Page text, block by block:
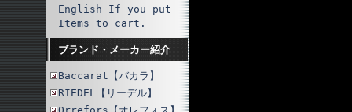
English If you put
Items to cart.
ブランド・メーカー紹介
Baccarat【バカラ】
RIEDEL【リーデル】